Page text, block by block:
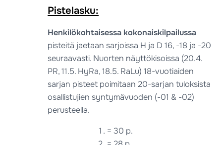
Pistelasku:
Henkilökohtaisessa kokonaiskilpailussa
pisteitä jaetaan sarjoissa H ja D 16, -18 ja -20
seuraavasti. Nuorten näyttökisoissa (20.4.
PR, 11.5. HyRa, 18.5. RaLu) 18-vuotiaiden
sarjan pisteet poimitaan 20-sarjan tuloksista
osallistujien syntymävuoden (-01 & -02)
perusteella.
= 30 p.